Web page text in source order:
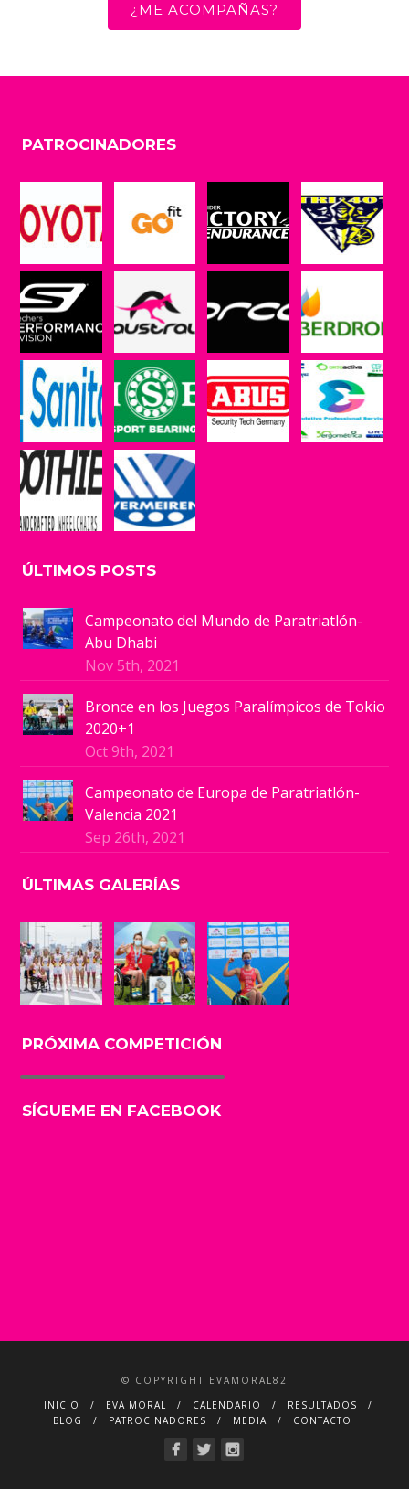
¿ME ACOMPAÑAS?
PATROCINADORES
ÚLTIMOS POSTS
Campeonato del Mundo de Paratriatlón-
Abu Dhabi
Nov 5th, 2021
Bronce en los Juegos Paralímpicos de Tokio
2020+1
Oct 9th, 2021
Campeonato de Europa de Paratriatlón-
Valencia 2021
Sep 26th, 2021
ÚLTIMAS GALERÍAS
PRÓXIMA COMPETICIÓN
SÍGUEME EN FACEBOOK
© COPYRIGHT EVAMORAL82
INICIO
EVA MORAL CALENDARIO
RESULTADOS
BLOG
PATROCINADORES MEDIA CONTACTO